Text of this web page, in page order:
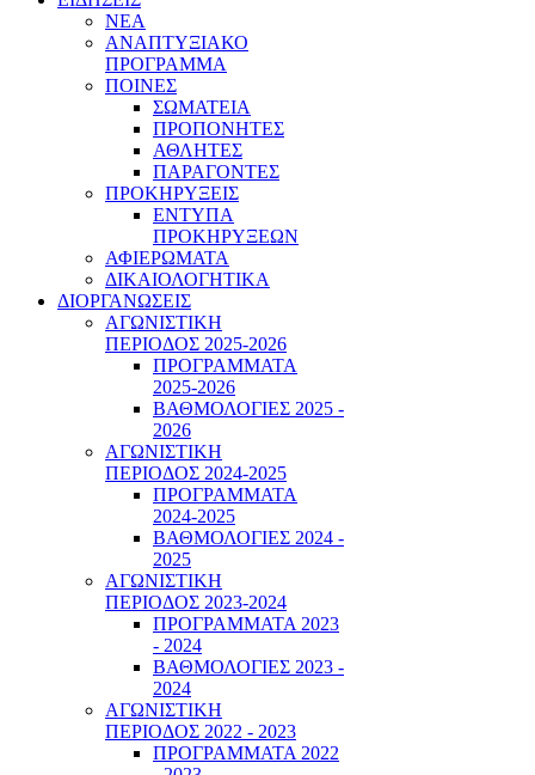
ΝΕΑ
ΑΝΑΠΤΥΞΙΑΚΟ
ΠΡΟΓΡΑΜΜΑ
ΠΟΙΝΕΣ
ΣΩΜΑΤΕΙΑ
ΠΡΟΠΟΝΗΤΕΣ
ΑΘΛΗΤΕΣ
ΠΑΡΑΓΟΝΤΕΣ
ΠΡΟΚΗΡΥΞΕΙΣ
ΕΝΤΥΠΑ
ΠΡΟΚΗΡΥΞΕΩΝ
ΑΦΙΕΡΩΜΑΤΑ
ΔΙΚΑΙΟΛΟΓΗΤΙΚΑ
ΔΙΟΡΓΑΝΩΣΕΙΣ
ΑΓΩΝΙΣΤΙΚΗ
ΠΕΡΙΟΔΟΣ 2025-2026
ΠΡΟΓΡΑΜΜΑΤΑ
2025-2026
ΒΑΘΜΟΛΟΓΙΕΣ 2025 -
2026
ΑΓΩΝΙΣΤΙΚΗ
ΠΕΡΙΟΔΟΣ 2024-2025
ΠΡΟΓΡΑΜΜΑΤΑ
2024-2025
ΒΑΘΜΟΛΟΓΙΕΣ 2024 -
2025
ΑΓΩΝΙΣΤΙΚΗ
ΠΕΡΙΟΔΟΣ 2023-2024
ΠΡΟΓΡΑΜΜΑΤΑ 2023
- 2024
ΒΑΘΜΟΛΟΓΙΕΣ 2023 -
2024
ΑΓΩΝΙΣΤΙΚΗ
ΠΕΡΙΟΔΟΣ 2022 - 2023
ΠΡΟΓΡΑΜΜΑΤΑ 2022